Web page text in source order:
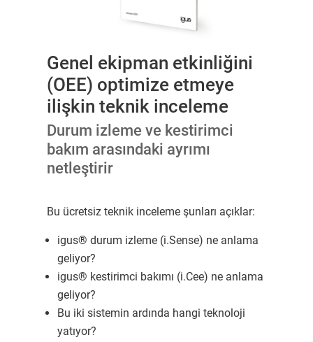
Genel ekipman etkinliğini
(OEE) optimize etmeye
ilişkin teknik inceleme
Durum izleme ve kestirimci
bakım arasındaki ayrımı
netleştirir
Bu ücretsiz teknik inceleme şunları açıklar:
igus® durum izleme (i.Sense) ne anlama
geliyor?
igus® kestirimci bakımı (i.Cee) ne anlama
geliyor?
Bu iki sistemin ardında hangi teknoloji
yatıyor?